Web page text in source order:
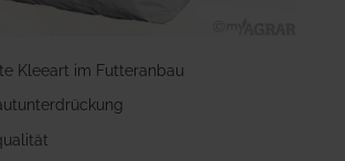
Kleeart im Futteranbau